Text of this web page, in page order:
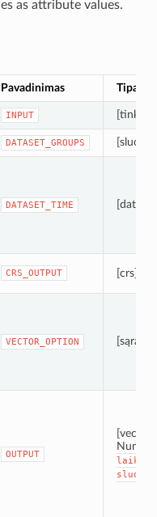
as attribute values.
Pavadinimas Tipas
INPUT
DATASET_GROUPS
DATASET_TIME
CRS_OUTPUT [crs]
VECTOR_OPTION
OUTPUT
laikiną